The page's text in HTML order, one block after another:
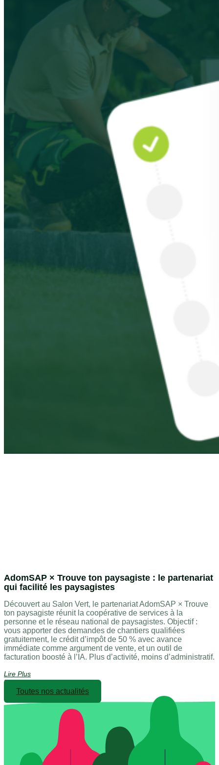
AdomSAP × Trouve ton paysagiste : le partenariat
qui facilité les paysagistes
Découvert au Salon Vert, le partenariat AdomSAP × Trouve
ton paysagiste réunit la coopérative de services à la
personne et le réseau national de paysagistes. Objectif :
vous apporter des demandes de chantiers qualifiées
gratuitement, le crédit d’impôt de 50 % avec avance
immédiate comme argument de vente, et un outil de
facturation boosté à l’IA. Plus d’activité, moins d’administratif.
Lire Plus
Toutes nos actualités